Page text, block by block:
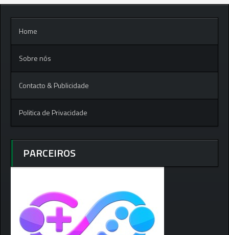
Home
Sobre nós
Contacto & Publicidade
Politica de Privacidade
PARCEIROS